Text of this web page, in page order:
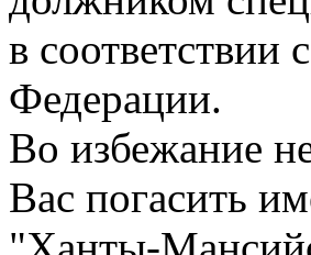
в соответствии
Федерации.
Во избежание
Вас погасить